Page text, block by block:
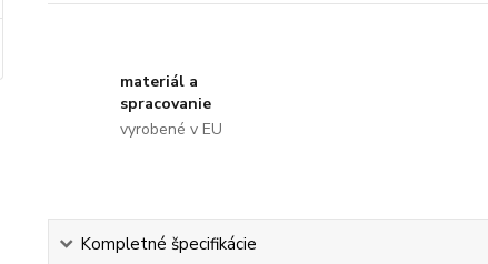
materiál a
spracovanie
vyrobené v EU
Kompletné špecifikácie